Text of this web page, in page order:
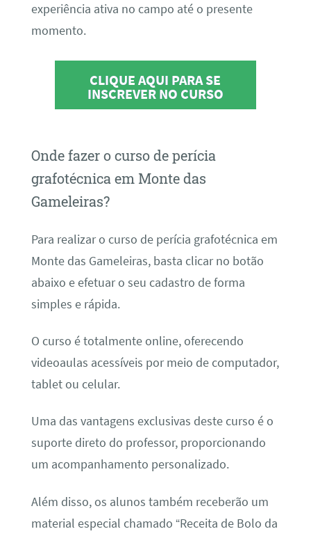
experiência ativa no campo até o presente
momento.
CLIQUE AQUI PARA SE
INSCREVER NO CURSO
Onde fazer o curso de perícia
grafotécnica em Monte das
Gameleiras?
Para realizar o curso de perícia grafotécnica em
Monte das Gameleiras, basta clicar no botão
abaixo e efetuar o seu cadastro de forma
simples e rápida.
O curso é totalmente online, oferecendo
videoaulas acessíveis por meio de computador,
tablet ou celular.
Uma das vantagens exclusivas deste curso é o
suporte direto do professor, proporcionando
um acompanhamento personalizado.
Além disso, os alunos também receberão um
material especial chamado “Receita de Bolo da